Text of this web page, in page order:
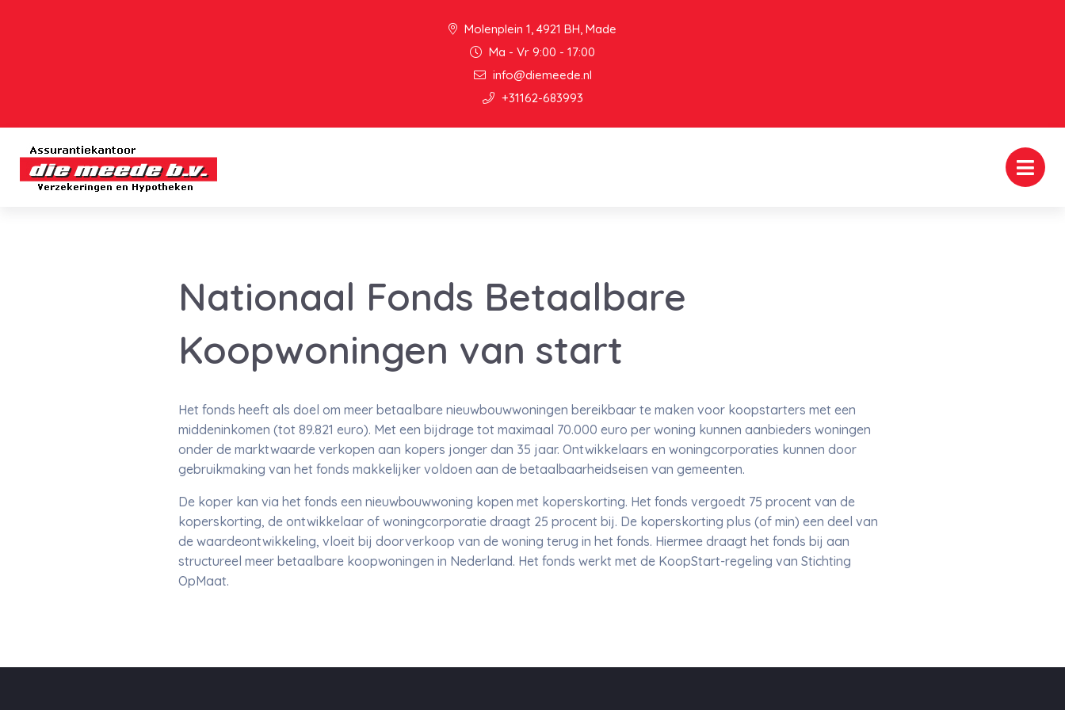
Molenplein 1, 4921 BH, Made
Ma - Vr 9:00 - 17:00
info@diemeede.nl
+31162-683993
Nationaal Fonds Betaalbare
Koopwoningen van start
Het fonds heeft als doel om meer betaalbare nieuwbouwwoningen bereikbaar te maken voor koopstarters met een
middeninkomen (tot 89.821 euro). Met een bijdrage tot maximaal 70.000 euro per woning kunnen aanbieders woningen
onder de marktwaarde verkopen aan kopers jonger dan 35 jaar. Ontwikkelaars en woningcorporaties kunnen door
gebruikmaking van het fonds makkelijker voldoen aan de betaalbaarheidseisen van gemeenten.
De koper kan via het fonds een nieuwbouwwoning kopen met koperskorting. Het fonds vergoedt 75 procent van de
koperskorting, de ontwikkelaar of woningcorporatie draagt 25 procent bij. De koperskorting plus (of min) een deel van
de waardeontwikkeling, vloeit bij doorverkoop van de woning terug in het fonds. Hiermee draagt het fonds bij aan
structureel meer betaalbare koopwoningen in Nederland. Het fonds werkt met de KoopStart-regeling van Stichting
OpMaat.